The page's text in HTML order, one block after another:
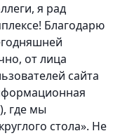
я рад
Благодарю
от лица
сайта
), где мы
стола». Не